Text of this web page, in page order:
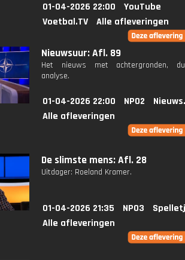
01-04-2026 22:00
YouTube
Voetbal.TV
Alle afleveringen
Nieuwsuur: Afl. 89
Het nieuws met achtergronden,
analyse.
01-04-2026 22:00 NPO2
Alle afleveringen
De slimste mens: Afl. 28
Uitdager: Roeland Kramer.
01-04-2026 21:35 NPO3
Alle afleveringen